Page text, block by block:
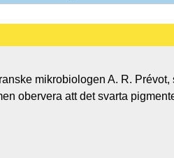
mikrobiologen A. R.
obervera att det svarta